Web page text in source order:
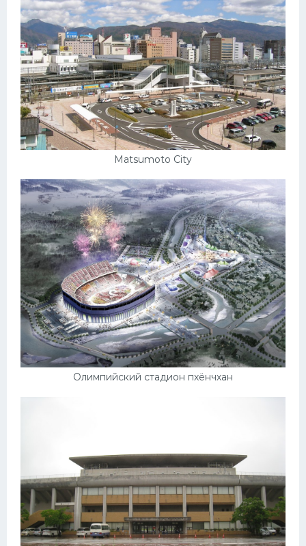
Matsumoto City
Олимпийский стадион пхёнчхан